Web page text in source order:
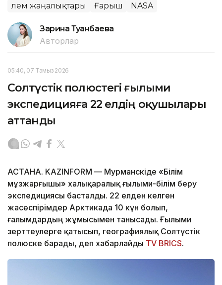
Әлем жаңалықтары Ғарыш NASA
Зарина Туғанбаева
Авторлар
05:40, 07 Тамыз 2026
Солтүстік полюстегі ғылыми
экспедицияға 22 елдің оқушылары
аттанды
АСТАНА. KAZINFORM — Мурманскіде «Білім
мұзжарғышы» халықаралық ғылыми-білім беру
экспедициясы басталды. 22 елден келген
жасөспірімдер Арктикада 10 күн болып,
ғалымдардың жұмысымен танысады. Ғылыми
зерттеулерге қатысып, географиялық Солтүстік
полюске барады, деп хабарлайды TV BRICS.